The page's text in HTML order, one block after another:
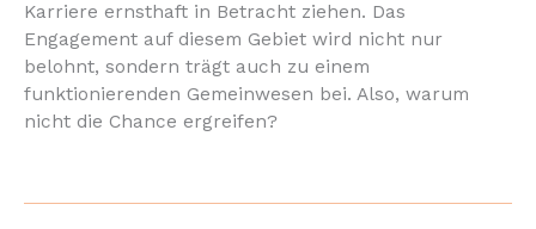
Karriere ernsthaft in Betracht ziehen. Das
Engagement auf diesem Gebiet wird nicht nur
belohnt, sondern trägt auch zu einem
funktionierenden Gemeinwesen bei. Also, warum
nicht die Chance ergreifen?